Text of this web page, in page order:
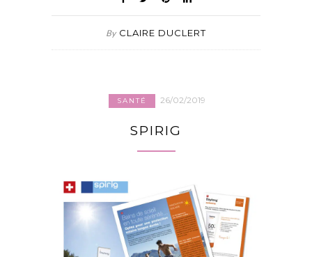
By CLAIRE DUCLERT
SANTÉ 26/02/2019
SPIRIG